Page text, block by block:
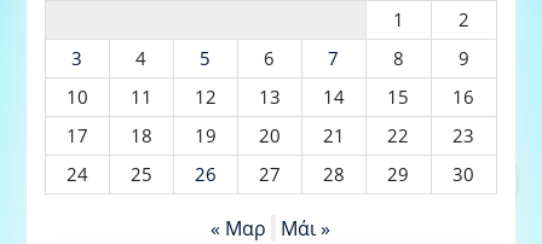
1
2
3
4 5 6 7 8
9
10
11 12 13 14 15
16
17
18 19 20 21 22
23
24
25 26 27 28 29 30
« Μαρ Μάι »